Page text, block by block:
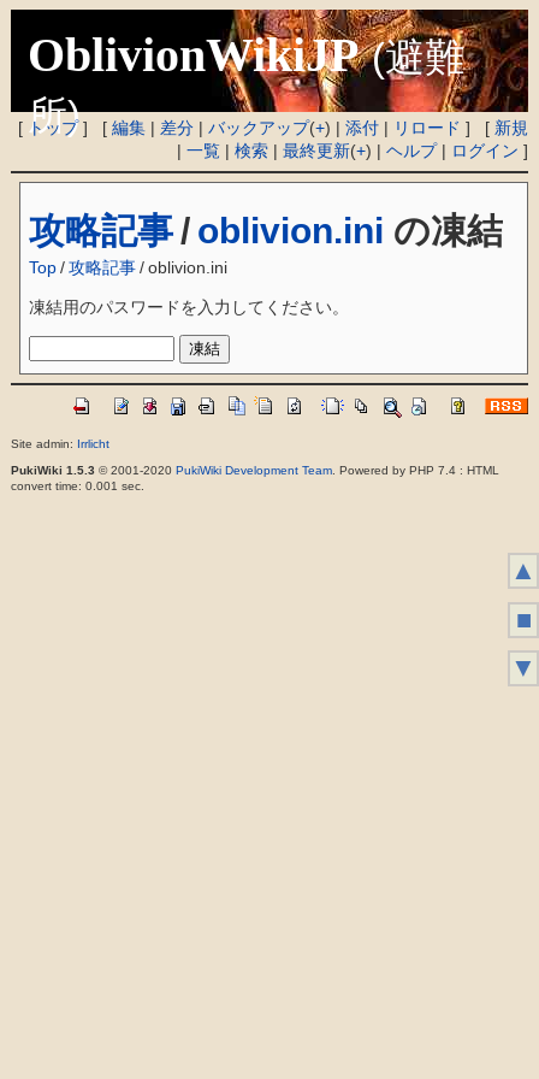
OblivionWikiJP (避難
所)
[ トップ] [編集 | 差分 |バックアップ(+) |添付 | リロード ] [ 新規
|一覧 |検索 |最終更新(+) |ヘルプ| ログイン ]
攻略記事 / oblivion.ini の凍結
Top /攻略記事/oblivion.ini
凍結用のパスワードを入力してください。
Site admin: Irrlicht
PukiWiki 1.5.3 © 2001-2020 PukiWiki Development Team. Powered by PHP 7.4 : HTML
convert time: 0.001 sec.
▲
■
▼